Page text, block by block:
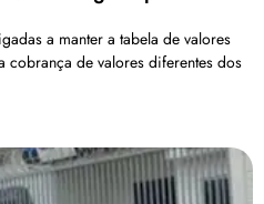
a manter a tabela de valores
cobrança de valores diferentes dos